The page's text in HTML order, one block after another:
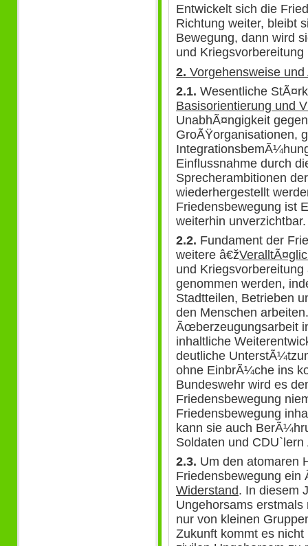
Entwickelt sich die
Richtung weiter, bleibt
Bewegung, dann wird
und
2. Vorgehensweise
2.1. Wesentliche
Basisorientierung und
UnabhÃ¤ngigkeit
GroÃŸorganisationen,
Einflussnahme durch
Sprecherambitionen
wiederhergestellt
Friedensbewegung ist
weiterhin unverzichtbar.
2.2. Fundament der
weitere â€ž
und
genommen werden,
Stadtteilen, Betrieben
den Menschen
Ãœberzeugungsarbeit
inhaltliche
deutliche
ohne EinbrÃ¼che ins
Bundeswehr wird es
Friedensbewegung
Friedensbewegung
kann sie auch
Soldaten und
2.3. Um den atomaren
Friedensbewegung
Widerstand. In diesem
Ungehorsams
nur von kleinen
Zukunft kommt es